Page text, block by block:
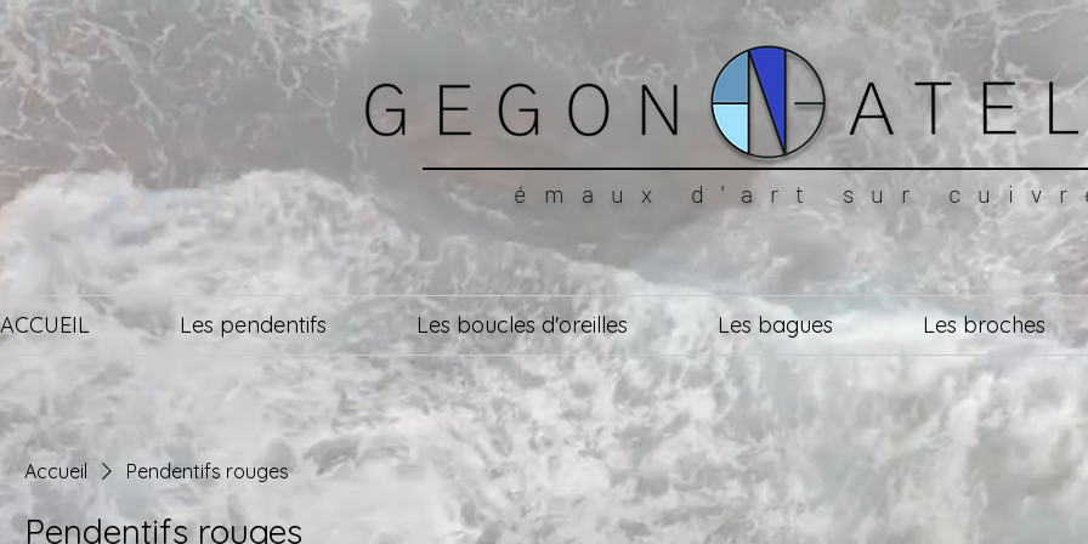
émaux d'art sur
ACCUEIL Les pendentifs Les boucles d'oreilles Les bagues Les broches
Accueil Pendentifs rouges
Pendentifs rouges